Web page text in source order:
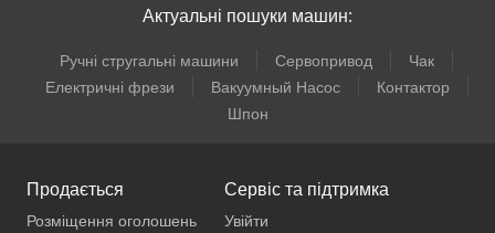
Актуальні пошуки машин:
Ручні стругальні машини Сервопривод
Чак
Електричні фрези
Вакуумный Насос
Контактор
Шпон
Продається
Розміщення оголошень
Сервіс та підтримка
Увійти